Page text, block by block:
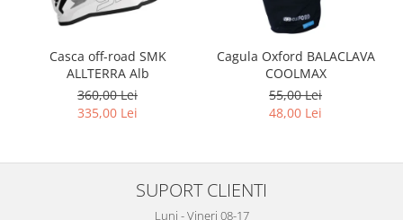
Kituri complete TERRA Shad
Top Case Shad
Rucsacuri & Genti
Casca off-road SMK
ALLTERRA Alb
360,00 Lei
335,00 Lei
Cagula Oxford BALACLAVA
COOLMAX
55,00 Lei
48,00 Lei
SUPORT CLIENTI
Luni - Vineri 08-17